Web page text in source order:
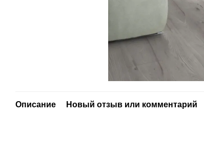
Описание Новый отзыв или комментарий